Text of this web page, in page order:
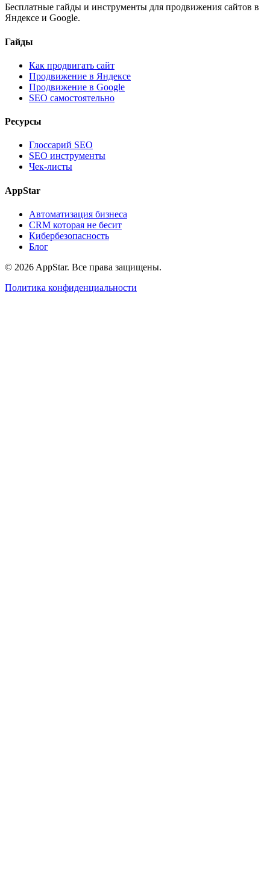
Бесплатные гайды и инструменты для продвижения сайтов в
Яндексе и Google.
Гайды
Как продвигать сайт
Продвижение в Яндексе
Продвижение в Google
SEO самостоятельно
Ресурсы
Глоссарий SEO
SEO инструменты
Чек-листы
AppStar
Автоматизация бизнеса
CRM которая не бесит
Кибербезопасность
Блог
© 2026 AppStar. Все права защищены.
Политика конфиденциальности